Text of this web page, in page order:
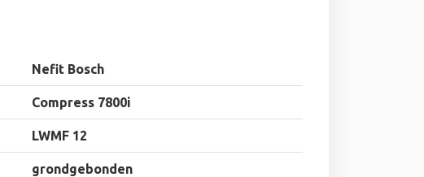
Nefit Bosch
Compress 7800i
LWMF 12
grondgebonden